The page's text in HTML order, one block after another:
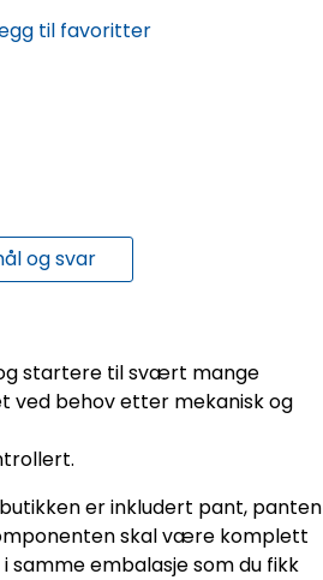
til favoritter
og svar
startere til svært mange
ved behov etter mekanisk og
er inkludert pant, panten
skal være komplett
embalasje som du fikk